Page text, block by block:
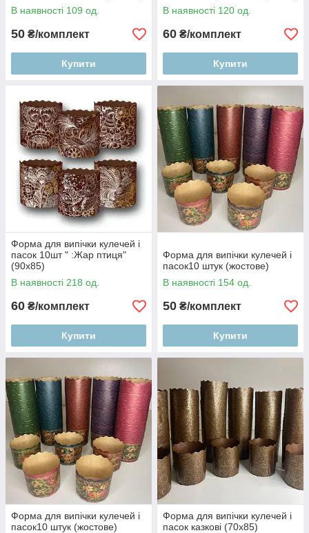
В наявності 109 од.
50 ₴/комплект
Купити
В наявності 120 од.
60 ₴/комплект
Купити
Форма для випічки кулечей і
пасок 10шт " :Жар птиця"
(90х85)
В наявності 218 од.
60 ₴/комплект
Купити
Форма для випічки кулечей і
пасок10 штук (жостове)
В наявності 154 од.
50 ₴/комплект
Купити
Форма для випічки кулечей і
пасок10 штук (жостове)
Форма для випічки кулечей і
пасок казкові (70х85)